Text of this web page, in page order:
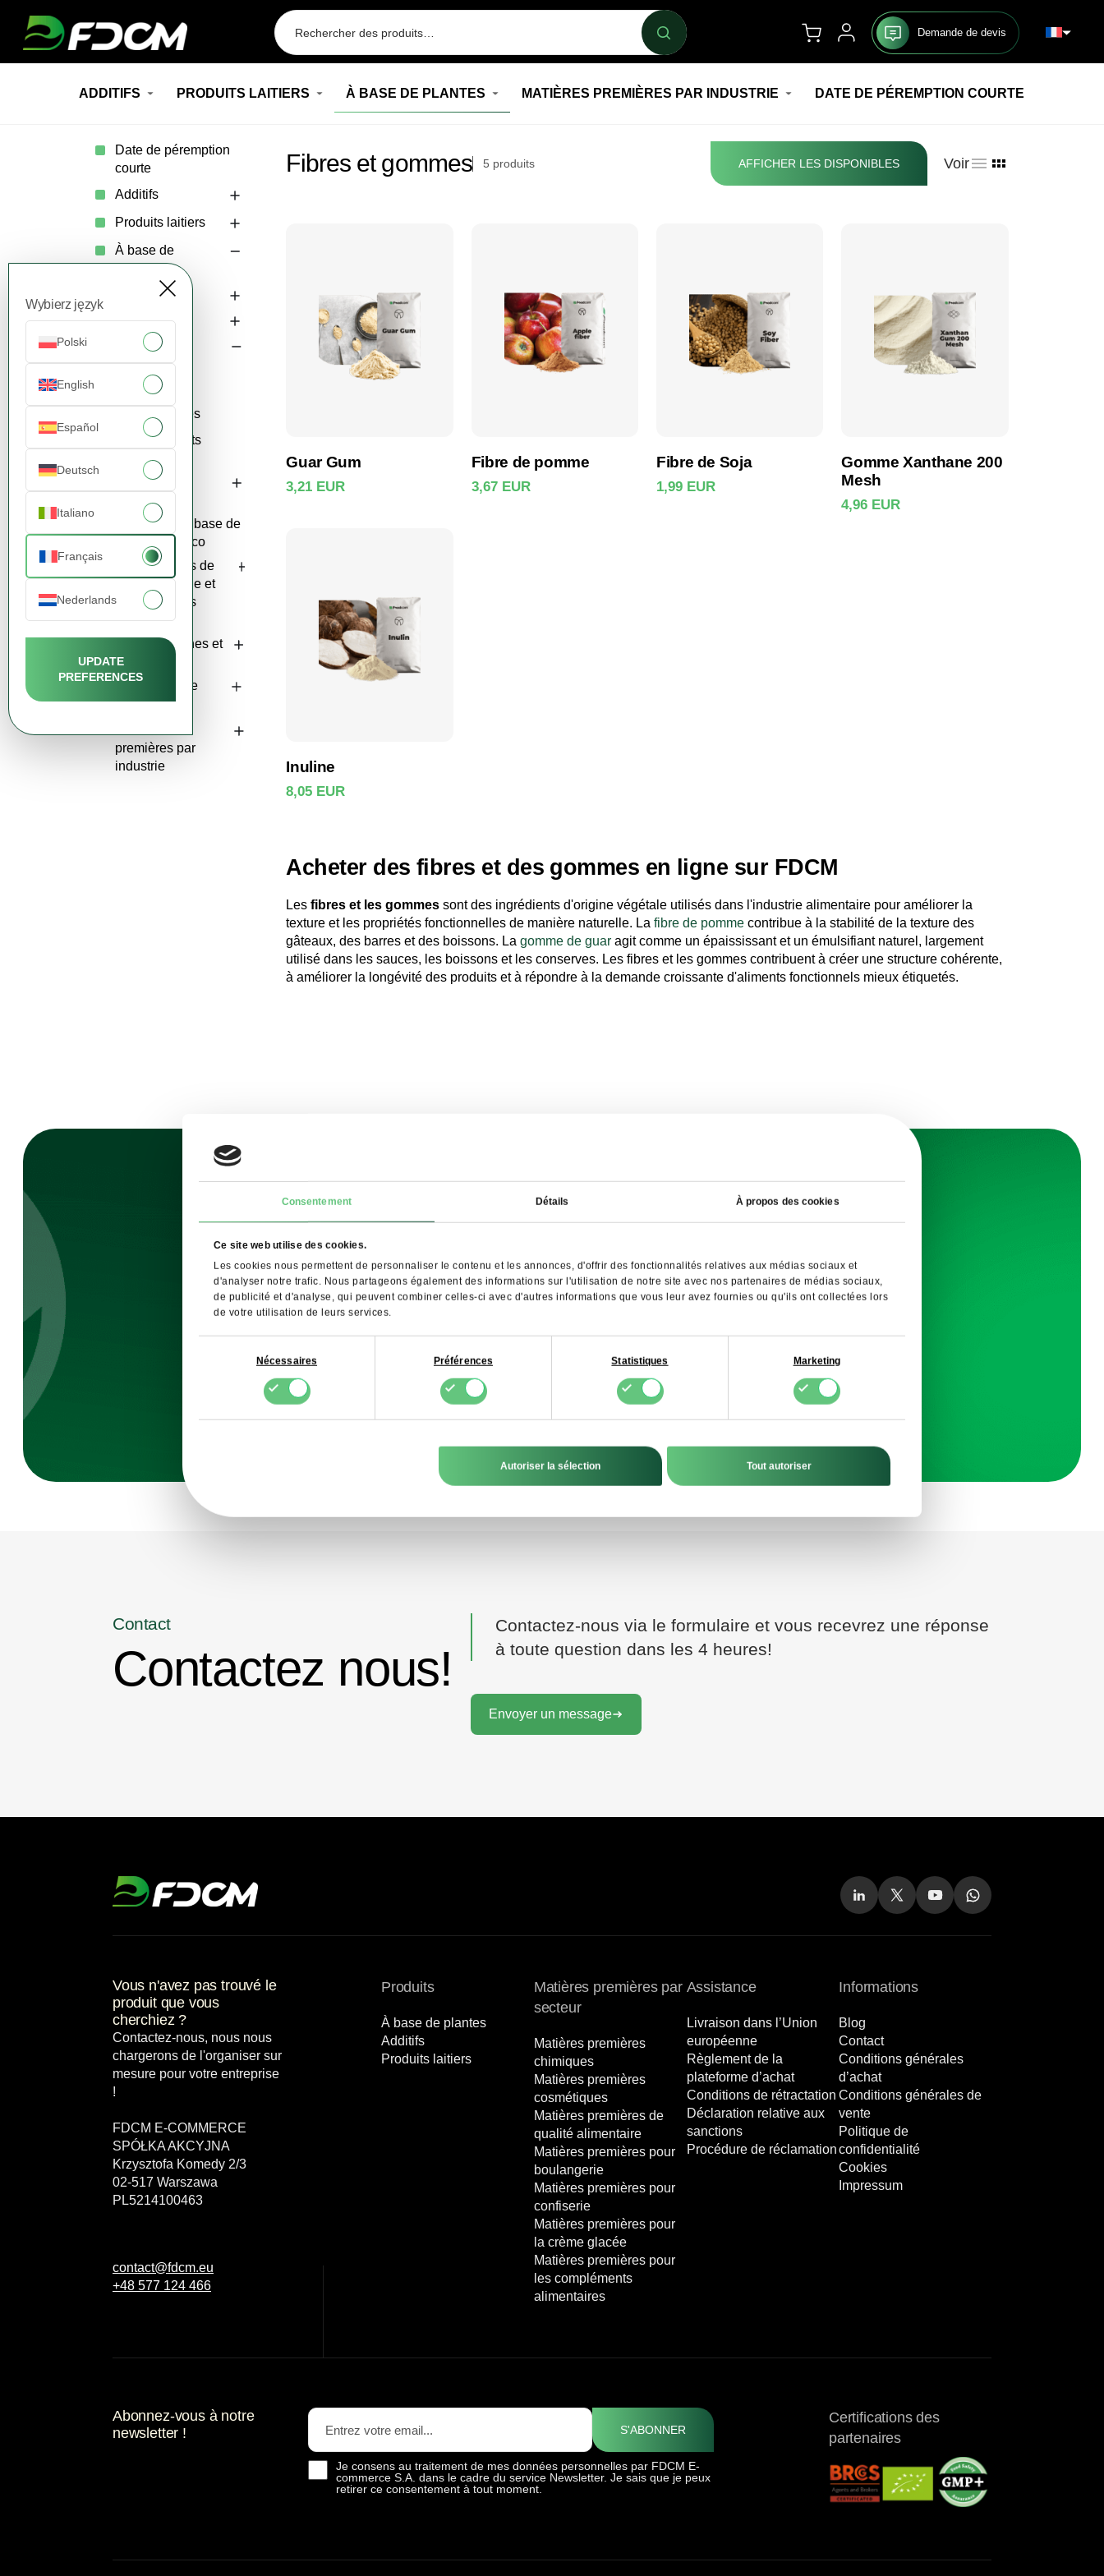
Consentement Détails À propos des cookies
Ce site web utilise des cookies.
Les cookies nous permettent de personnaliser le contenu et les annonces, d'offrir des fonctionnalités relatives aux médias sociaux et
d'analyser notre trafic. Nous partageons également des informations sur l'utilisation de notre site avec nos partenaires de médias sociaux,
de publicité et d'analyse, qui peuvent combiner celles-ci avec d'autres informations que vous leur avez fournies ou qu'ils ont collectées lors
de votre utilisation de leurs services.
Nécessaires Préférences Statistiques Marketing
Autoriser la sélection Tout autoriser
Wybierz język
Polski
English
Español
Deutsch
Italiano
Français
Nederlands
UPDATE
PREFERENCES
Demande de devis
ADDITIFS PRODUITS LAITIERS À BASE DE PLANTES MATIÈRES PREMIÈRES PAR INDUSTRIE DATE DE PÉREMPTION COURTE
Date de péremption
courte
Additifs
Produits laitiers
À base de
plantes
Amidons
Protéines
Fibres et
gommes
Fibres
Gommes
Édulcorants
naturels
Huiles et
lécithines
Produits à base de
noix de coco
Ingrédients de
boulangerie et
ingrédients
culinaires
Noix, graines et
Produits de
cacao
premières par
industrie
Fibres et gommes 5 produits AFFICHER LES DISPONIBLES Voir
Guar Gum
3,21 EUR
Fibre de pomme
3,67 EUR
Fibre de Soja
1,99 EUR
Voir le produit
Gomme Xanthane 200
Mesh
4,96 EUR
Inuline
8,05 EUR
Acheter des fibres et des gommes en ligne sur FDCM
Lesfibres et les gommes sont des ingrédients d'origine végétale utilisés dans l'industrie alimentaire pour améliorer la
texture et les propriétés fonctionnelles de manière naturelle. Lafibre de pomme contribue à la stabilité de la texture des
gâteaux, des barres et des boissons. Lagomme de guar agit comme un épaississant et un émulsifiant naturel, largement
utilisé dans les sauces, les boissons et les conserves. Les fibres et les gommes contribuent à créer une structure cohérente,
à améliorer la longévité des produits et à répondre à la demande croissante d'aliments fonctionnels mieux étiquetés.
Inscrivez-vous à notre newsletter
pour en savoir plus sur nos produits
Je consens au traitement de mes données personnelles par FDCM E-commerce S.A. dans
le cadre du service Newsletter. Je sais que je peux retirer ce consentement à tout moment.
Contact
Contactez nous!
Contactez-nous via le formulaire et vous recevrez une réponse
à toute question dans les 4 heures!
Envoyer un message
Vous n'avez pas trouvé le
produit que vous
cherchiez ?
Contactez-nous, nous nous
chargerons de l'organiser sur
mesure pour votre entreprise
!
FDCM E-COMMERCE
SPÓŁKA AKCYJNA
Krzysztofa Komedy 2/3
02-517 Warszawa
PL5214100463
contact@fdcm.eu
+48 577 124 466
Produits
À base de plantes
Additifs
Produits laitiers
Matières premières par
secteur
Matières premières
chimiques
Matières premières
cosmétiques
Matières premières de
qualité alimentaire
Matières premières pour
boulangerie
Matières premières pour
confiserie
Matières premières pour
la crème glacée
Matières premières pour
les compléments
alimentaires
Assistance
Livraison dans l’Union
européenne
Règlement de la
plateforme d’achat
Conditions de rétractation
Déclaration relative aux
sanctions
Procédure de réclamation
Informations
Blog
Contact
Conditions générales
d’achat
Conditions générales de
vente
Politique de
confidentialité
Cookies
Impressum
Certifications des
partenaires
Abonnez-vous à notre
newsletter !
Je consens au traitement de mes données personnelles par FDCM E-
commerce S.A. dans le cadre du service Newsletter. Je sais que je peux
retirer ce consentement à tout moment.
S'ABONNER